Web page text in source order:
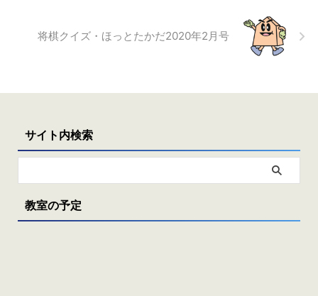
将棋クイズ・ほっとたかだ2020年2月号
サイト内検索
教室の予定